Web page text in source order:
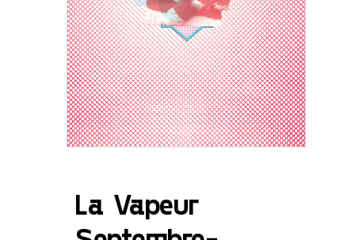
La Vapeur